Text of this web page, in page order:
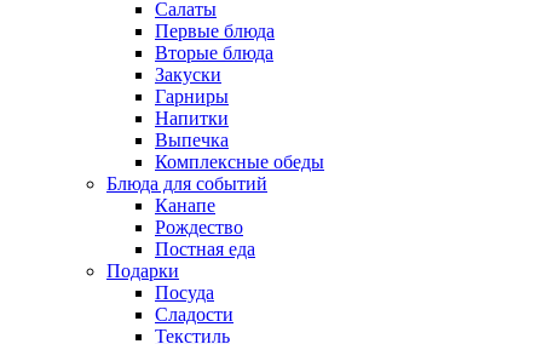
Салаты
Первые блюда
Вторые блюда
Закуски
Гарниры
Напитки
Выпечка
Комплексные обеды
Блюда для событий
Канапе
Рождество
Постная еда
Подарки
Посуда
Сладости
Текстиль